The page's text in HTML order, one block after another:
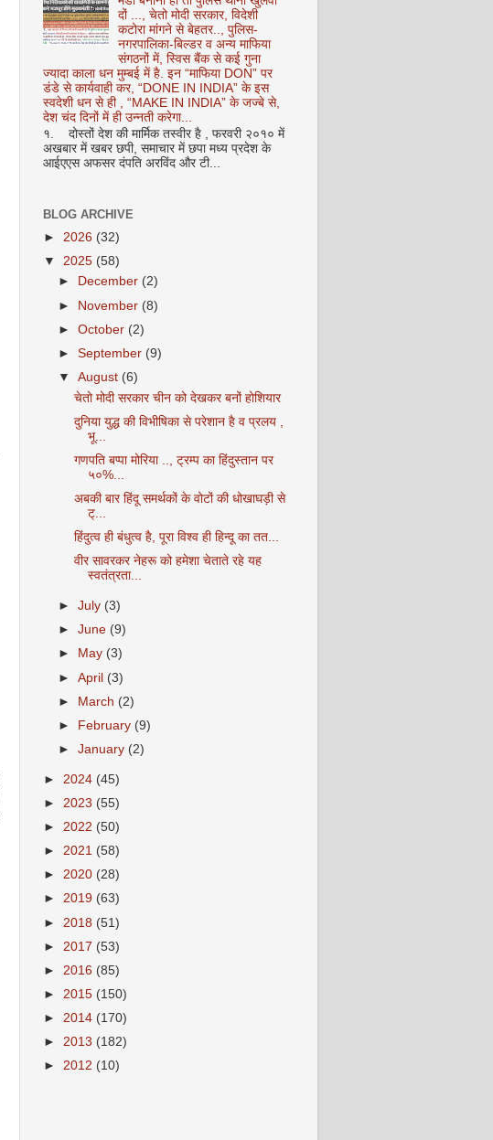
दों ..., चेतो मोदी सरकार, विदेशी
कटोरा मांगने से बेहतर.., पुलिस-
नगरपालिका-बिल्डर व अन्य माफिया
संगठनों में, स्विस बैंक से कई गुना
ज्यादा काला धन मुम्बई में है. इन “माफिया DON” पर
डंडे से कार्यवाही कर, “DONE IN INDIA” के इस
स्वदेशी धन से ही , “MAKE IN INDIA” के जज्बे से,
देश चंद दिनों में ही उन्नती करेगा...
१. दोस्तों देश की मार्मिक तस्वीर है , फरवरी २०१० में
अखबार में खबर छपी, समाचार में छपा मध्य प्रदेश के
आईएएस अफसर दंपति अरविंद और टी...
BLOG ARCHIVE
► 2026 (32)
▼ 2025 (58)
►
December (2)
► November (8)
►October (2)
►September (9)
▼August (6)
चेतो मोदी सरकार चीन को देखकर बनों होशियार
दुनिया युद्ध की विभीषिका से परेशान है व प्रलय ,
भू...
गणपति बप्पा मोरिया .., ट्रम्प का हिंदुस्तान पर
५०%...
अबकी बार हिंदू समर्थकों के वोटों की धोखाघड़ी से
ट्...
हिंदुत्व ही बंधुत्व है, पूरा विश्व ही हिन्दू का तत...
वीर सावरकर नेहरू को हमेशा चेताते रहे यह
स्वतंत्रता...
►July (3)
►June (9)
►
May (3)
►April (3)
► March (2)
►
February (9)
►January (2)
► 2024 (45)
► 2023 (55)
► 2022 (50)
► 2021 (58)
► 2020 (28)
► 2019 (63)
► 2018 (51)
► 2017 (53)
► 2016 (85)
► 2015 (150)
► 2014 (170)
► 2013 (182)
► 2012 (10)